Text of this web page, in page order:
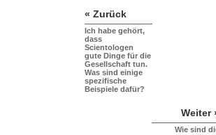
« Zurück
Ich habe gehört,
dass
Scientologen
gute Dinge für die
Gesellschaft tun.
Was sind einige
spezifische
Beispiele dafür?
Weiter
Wie sind